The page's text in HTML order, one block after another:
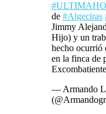
de #Algeciras
Jimmy
Hijo) y un
hecho ocurrió
en la finca de
— Armando